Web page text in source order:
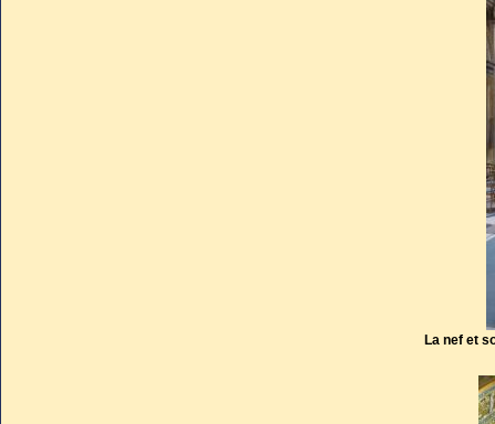
A sa mort , la population
manifestations
français déclarèrent cette
choix sur Robert de
Chrétienté était divisée en
Grégoire XI avait souhaité
La nef et